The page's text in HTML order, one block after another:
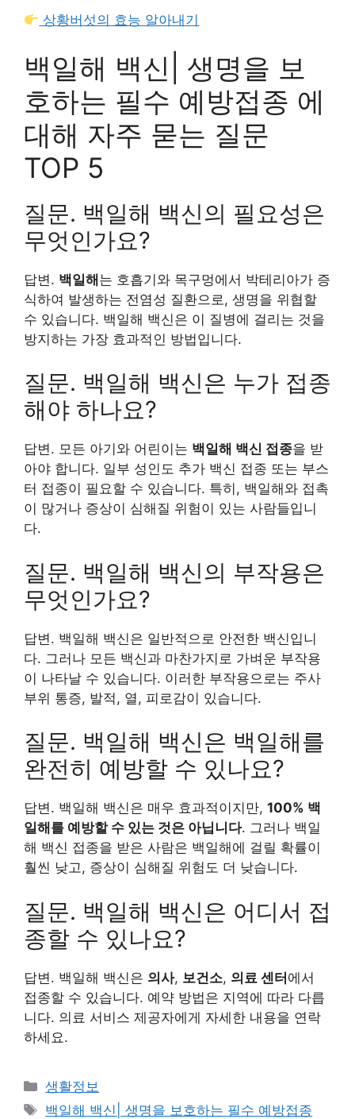
상황버섯의 효능 알아내기
백일해 백신| 생명을 보
호하는 필수 예방접종 에
대해 자주 묻는 질문
TOP 5
질문. 백일해 백신의 필요성은
무엇인가요?
답변. 백일해는 호흡기와 목구멍에서 박테리아가 증
식하여 발생하는 전염성 질환으로, 생명을 위협할
수 있습니다. 백일해 백신은 이 질병에 걸리는 것을
방지하는 가장 효과적인 방법입니다.
질문. 백일해 백신은 누가 접종
해야 하나요?
답변. 모든 아기와 어린이는 백일해 백신 접종을 받
아야 합니다. 일부 성인도 추가 백신 접종 또는 부스
터 접종이 필요할 수 있습니다. 특히, 백일해와 접촉
이 많거나 증상이 심해질 위험이 있는 사람들입니
다.
질문. 백일해 백신의 부작용은
무엇인가요?
답변. 백일해 백신은 일반적으로 안전한 백신입니
다. 그러나 모든 백신과 마찬가지로 가벼운 부작용
이 나타날 수 있습니다. 이러한 부작용으로는 주사
부위 통증, 발적, 열, 피로감이 있습니다.
질문. 백일해 백신은 백일해를
완전히 예방할 수 있나요?
답변. 백일해 백신은 매우 효과적이지만, 100% 백
일해를 예방할 수 있는 것은 아닙니다. 그러나 백일
해 백신 접종을 받은 사람은 백일해에 걸릴 확률이
훨씬 낮고, 증상이 심해질 위험도 더 낮습니다.
질문. 백일해 백신은 어디서 접
종할 수 있나요?
답변. 백일해 백신은 의사, 보건소, 의료 센터에서
접종할 수 있습니다. 예약 방법은 지역에 따라 다릅
니다. 의료 서비스 제공자에게 자세한 내용을 연락
하세요.
카
테
생활정보
태
백일해 백신| 생명을 보호하는 필수 예방접종